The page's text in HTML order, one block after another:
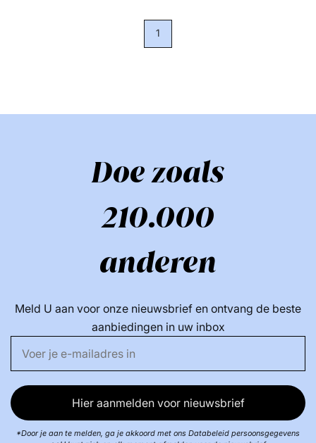
1
Doe zoals
210.000
anderen
Meld U aan voor onze nieuwsbrief en ontvang de beste
aanbiedingen in uw inbox
Hier aanmelden voor nieuwsbrief
*Door je aan te melden, ga je akkoord met ons Databeleid persoonsgegevens